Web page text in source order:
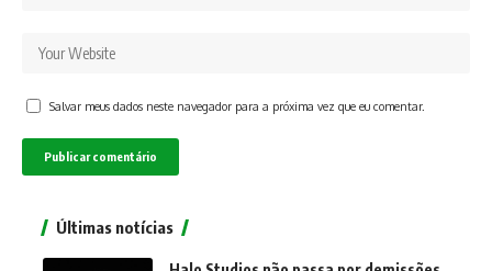
Salvar meus dados neste navegador para a próxima vez que eu comentar.
Últimas notícias